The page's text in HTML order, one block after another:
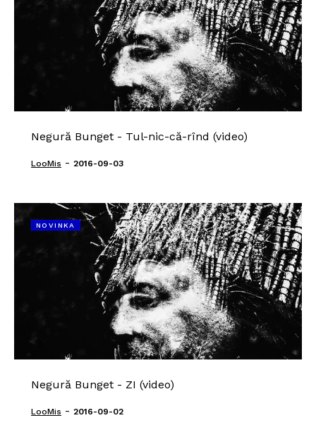
Negură Bunget - Tul-nic-că-rînd (video)
LooMis - 2016-09-03
NOVINKA
Negură Bunget - ZI (video)
LooMis - 2016-09-02